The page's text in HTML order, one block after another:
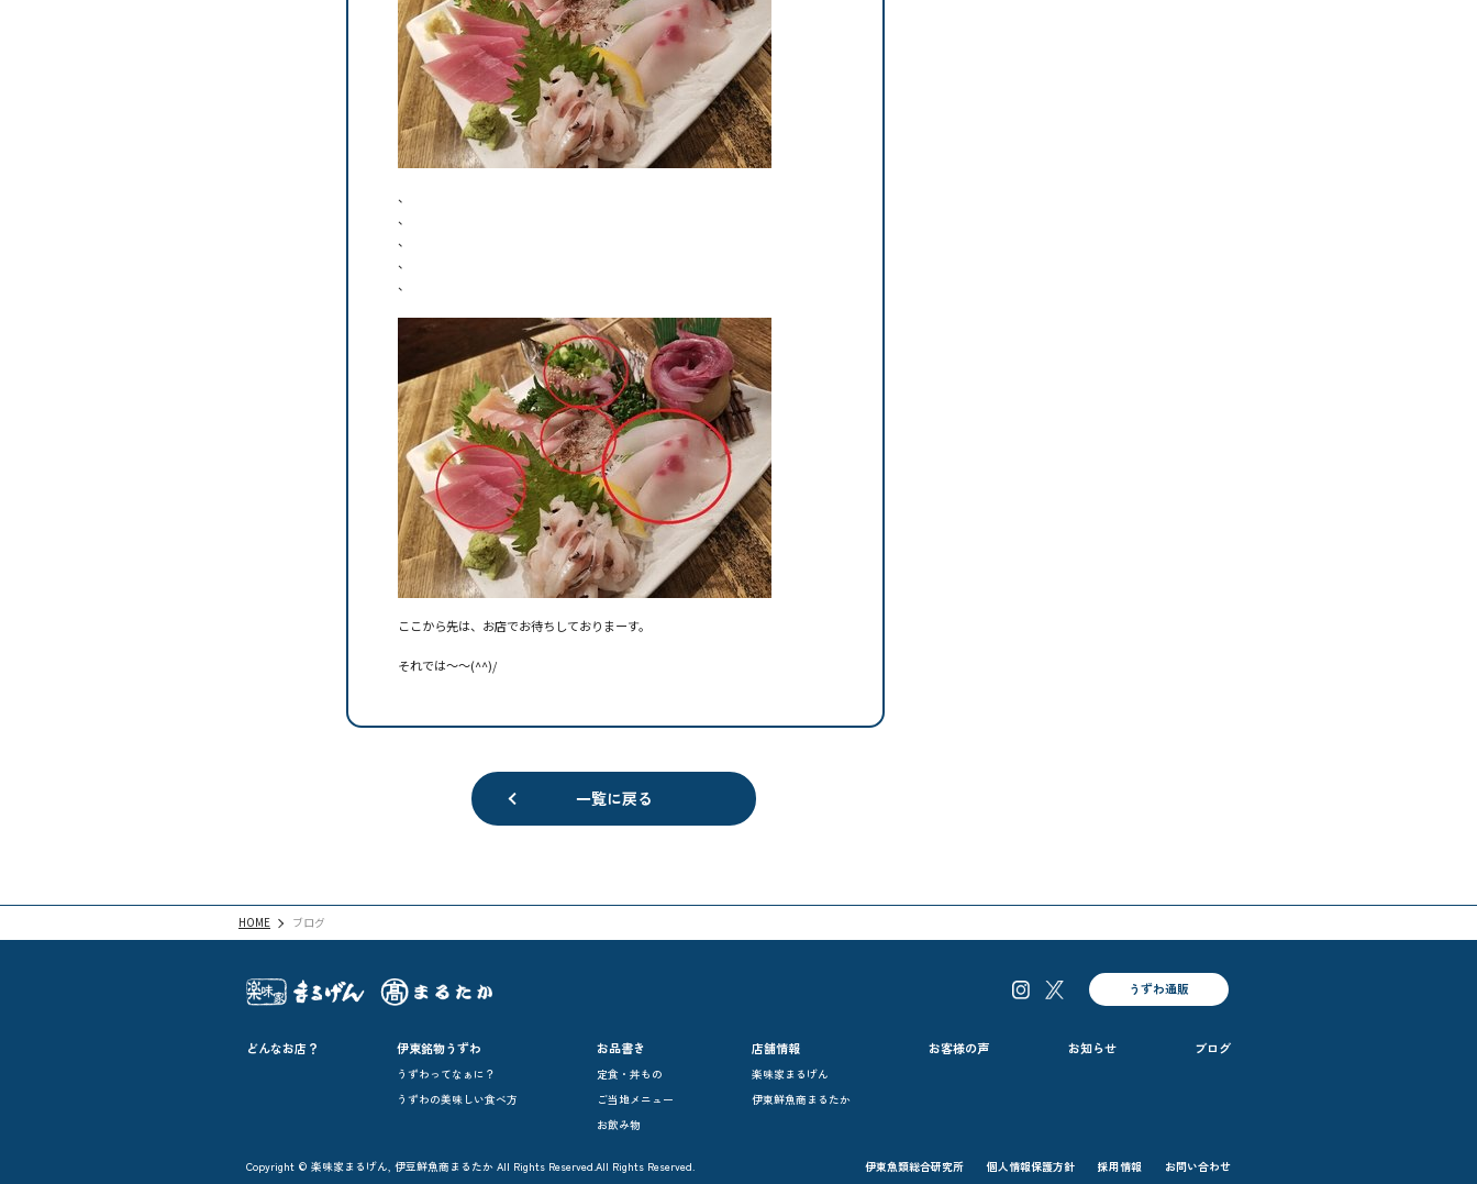
、
、
、
、
、
ここから先は、お店でお待ちしておりまーす。
それでは～～(^^)/
一覧に戻る
HOME ブログ
どんなお店？ 伊東銘物うずわ
うずわってなぁに？
うずわの美味しい食べ方
お品書き
定食・丼もの
ご当地メニュー
お飲み物
店舗情報
楽味家まるげん
伊東鮮魚商まるたか
お客様の声 お知らせ ブログ
伊東魚類総合研究所 個人情報保護方針 採用情報 お問い合わせ
うずわ通販
Copyright © 楽味家まるげん, 伊豆鮮魚商まるたか All Rights Reserved.All Rights Reserved.